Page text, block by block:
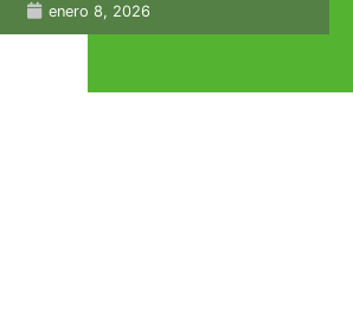
enero 8, 2026